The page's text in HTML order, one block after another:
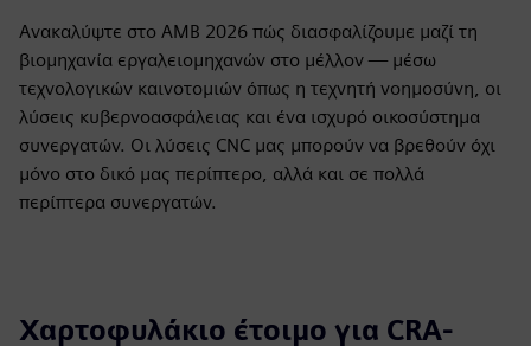
Ανακαλύψτε στο AMB 2026 πώς διασφαλίζουμε μαζί τη
βιομηχανία εργαλειομηχανών στο μέλλον — μέσω
τεχνολογικών καινοτομιών όπως η τεχνητή νοημοσύνη, οι
λύσεις κυβερνοασφάλειας και ένα ισχυρό οικοσύστημα
συνεργατών. Οι λύσεις CNC μας μπορούν να βρεθούν όχι
μόνο στο δικό μας περίπτερο, αλλά και σε πολλά
περίπτερα συνεργατών.
Χαρτοφυλάκιο έτοιμο για CRA-